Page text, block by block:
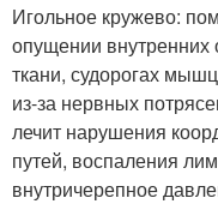
Игольное кружево:
опущении внутренних
ткани, судорогах
из-за нервных
лечит нарушения
путей, воспаления
внутричерепное